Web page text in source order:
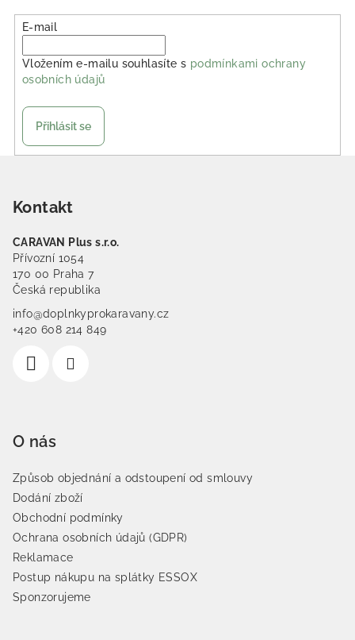
E-mail
Vložením e-mailu souhlasíte s podmínkami ochrany
osobních údajů
Přihlásit se
Kontakt
CARAVAN Plus s.r.o.
Přívozní 1054
170 00 Praha 7
Česká republika
info@doplnkyprokaravany.cz
+420 608 214 849
O nás
Způsob objednání a odstoupení od smlouvy
Dodání zboží
Obchodní podmínky
Ochrana osobních údajů (GDPR)
Reklamace
Postup nákupu na splátky ESSOX
Sponzorujeme